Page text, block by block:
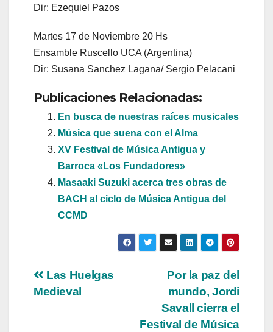
Dir: Ezequiel Pazos
Martes 17 de Noviembre 20 Hs
Ensamble Ruscello UCA (Argentina)
Dir: Susana Sanchez Lagana/ Sergio Pelacani
Publicaciones Relacionadas:
En busca de nuestras raíces musicales
Música que suena con el Alma
XV Festival de Música Antigua y
Barroca «Los Fundadores»
Masaaki Suzuki acerca tres obras de
BACH al ciclo de Música Antigua del
CCMD
Navegación
Por la paz del
mundo, Jordi
Savall cierra el
Festival de Música
Las Huelgas
Medieval